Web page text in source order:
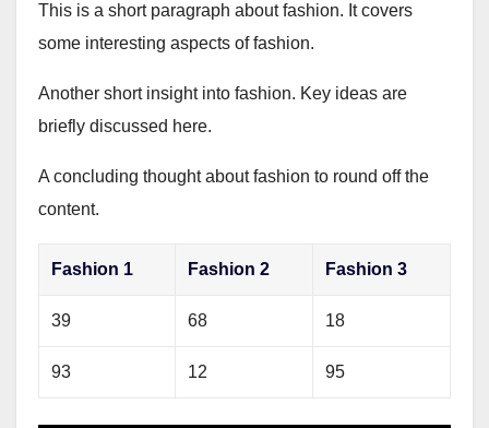
This is a short paragraph about fashion. It covers
some interesting aspects of fashion.
Another short insight into fashion. Key ideas are
briefly discussed here.
A concluding thought about fashion to round off the
content.
Fashion 1 Fashion 2 Fashion 3
39 68 18
93 12 95